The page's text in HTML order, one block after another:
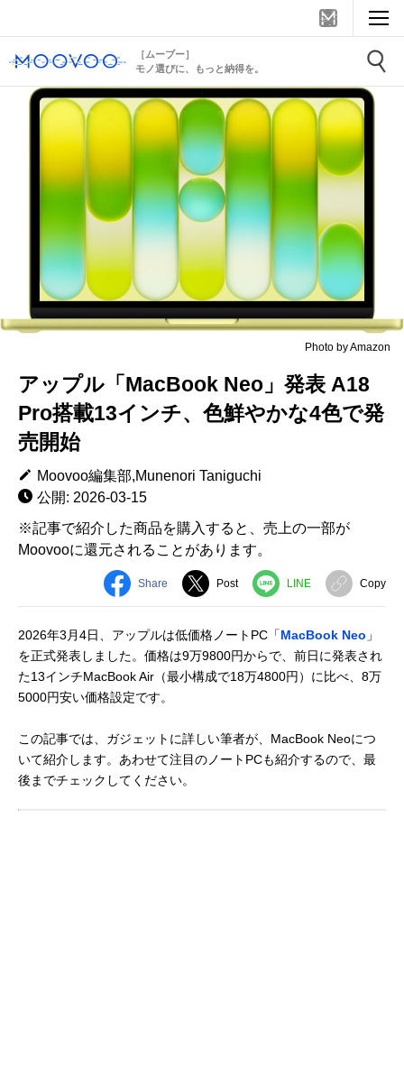
［ムーブー］
モノ選びに、もっと納得を。
Photo by Amazon
アップル「MacBook Neo」発表 A18
Pro搭載13インチ、色鮮やかな4色で発
売開始
Moovoo編集部,Munenori Taniguchi
公開: 2026-03-15
※記事で紹介した商品を購入すると、売上の一部が
Moovooに還元されることがあります。
Share Post LINE Copy
2026年3月4日、アップルは低価格ノートPC「MacBook Neo 」
を正式発表しました。価格は9万9800円からで、前日に発表され
た13インチMacBook Air（最小構成で18万4800円）に比べ、8万
5000円安い価格設定です。
この記事では、ガジェットに詳しい筆者が、MacBook Neoにつ
いて紹介します。あわせて注目のノートPCも紹介するので、最
後までチェックしてください。